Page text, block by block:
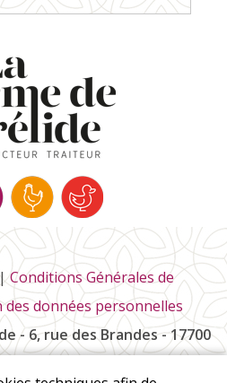
Conditions Générales de
données personnelles
- 6, rue des Brandes - 17700